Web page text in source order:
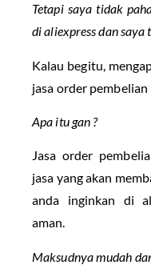
Tetapi saya tidak
di aliexpress dan
Kalau begitu,
jasa order pembelian
Apa itu gan ?
Jasa order
jasa yang akan
anda inginkan di
aman.
Maksudnya mudah